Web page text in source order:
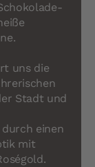
uns die
Stadt und
einen
mit